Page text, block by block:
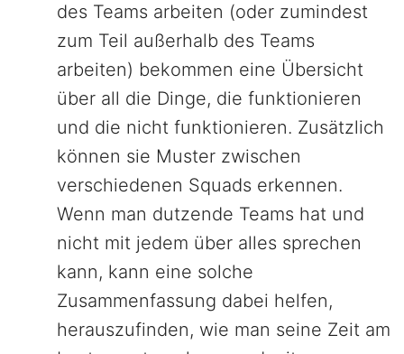
des Teams arbeiten (oder zumindest
zum Teil außerhalb des Teams
arbeiten) bekommen eine Übersicht
über all die Dinge, die funktionieren
und die nicht funktionieren. Zusätzlich
können sie Muster zwischen
verschiedenen Squads erkennen.
Wenn man dutzende Teams hat und
nicht mit jedem über alles sprechen
kann, kann eine solche
Zusammenfassung dabei helfen,
herauszufinden, wie man seine Zeit am